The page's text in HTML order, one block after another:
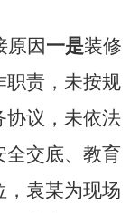
原因一是装修
职责，未按规
协议，未依法
全交底、教育
袁某为现场